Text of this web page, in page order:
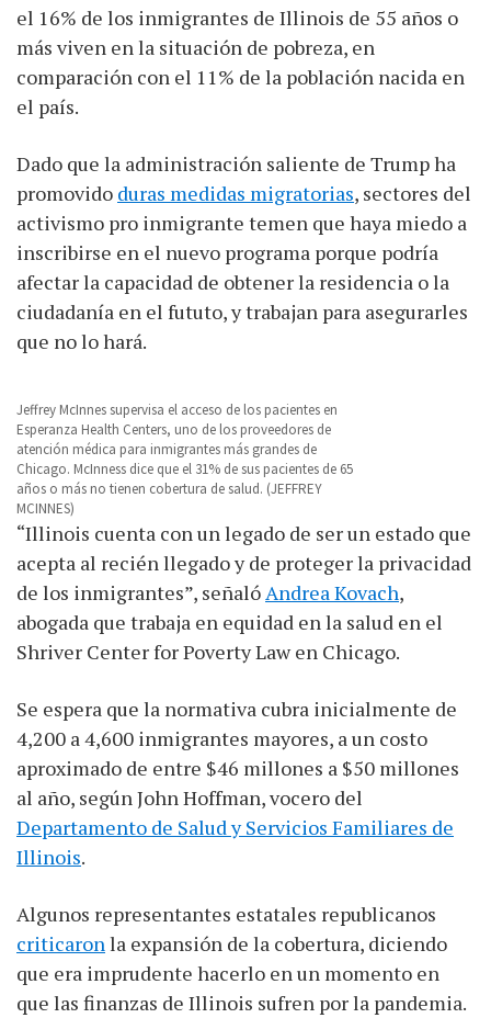
el 16% de los inmigrantes de Illinois de 55 años o
más viven en la situación de pobreza, en
comparación con el 11% de la población nacida en
el país.
Dado que la administración saliente de Trump ha
promovido duras medidas migratorias, sectores del
activismo pro inmigrante temen que haya miedo a
inscribirse en el nuevo programa porque podría
afectar la capacidad de obtener la residencia o la
ciudadanía en el fututo, y trabajan para asegurarles
que no lo hará.
Jeffrey McInnes supervisa el acceso de los pacientes en
Esperanza Health Centers, uno de los proveedores de
atención médica para inmigrantes más grandes de
Chicago. McInness dice que el 31% de sus pacientes de 65
años o más no tienen cobertura de salud. (JEFFREY
MCINNES)
“Illinois cuenta con un legado de ser un estado que
acepta al recién llegado y de proteger la privacidad
de los inmigrantes”, señalóAndrea Kovach,
abogada que trabaja en equidad en la salud en el
Shriver Center for Poverty Law en Chicago.
Se espera que la normativa cubra inicialmente de
4,200 a 4,600 inmigrantes mayores, a un costo
aproximado de entre $46 millones a $50 millones
al año, según John Hoffman, vocero del
Departamento de Salud y Servicios Familiares de
Illinois.
Algunos representantes estatales republicanos
criticaronla expansión de la cobertura, diciendo
que era imprudente hacerlo en un momento en
que las finanzas de Illinois sufren por la pandemia.